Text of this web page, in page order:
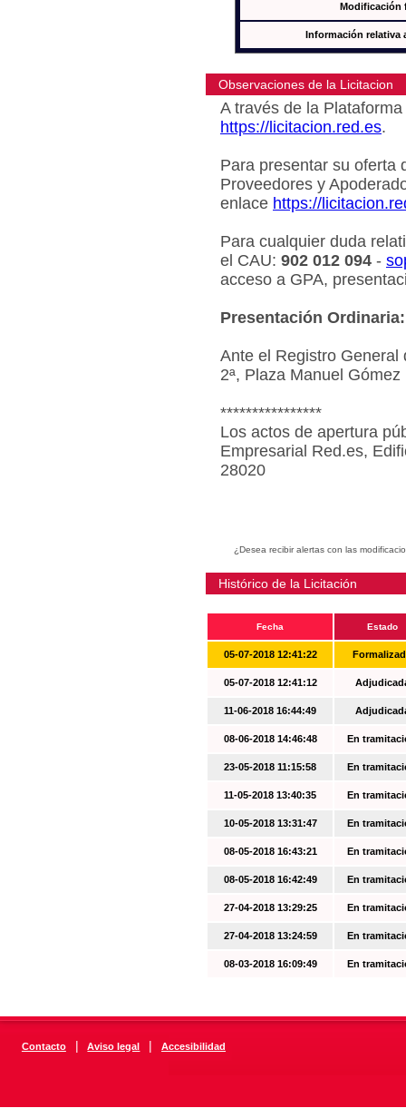
Modificación
Información relativa
Observaciones de la Licitacion
A través de la
https://licitacion.red.es.
Para presentar su oferta
Proveedores y
enlace https://
Para cualquier duda
el CAU: 902 012 094 -
acceso a GPA,
Presentación Ordinaria:
Ante el Registro General
2ª, Plaza Manuel
****************
Los actos de apertura
Empresarial Red.es,
28020
¿Desea recibir alertas con las
Histórico de la Licitación
Fecha Estado
05-07-2018 12:41:22
05-07-2018 12:41:12
11-06-2018 16:44:49
08-06-2018 14:46:48 En
23-05-2018 11:15:58 En
11-05-2018 13:40:35 En
10-05-2018 13:31:47 En
08-05-2018 16:43:21 En
08-05-2018 16:42:49 En
27-04-2018 13:29:25 En
27-04-2018 13:24:59 En
08-03-2018 16:09:49 En
Contacto | Aviso legal | Accesibilidad